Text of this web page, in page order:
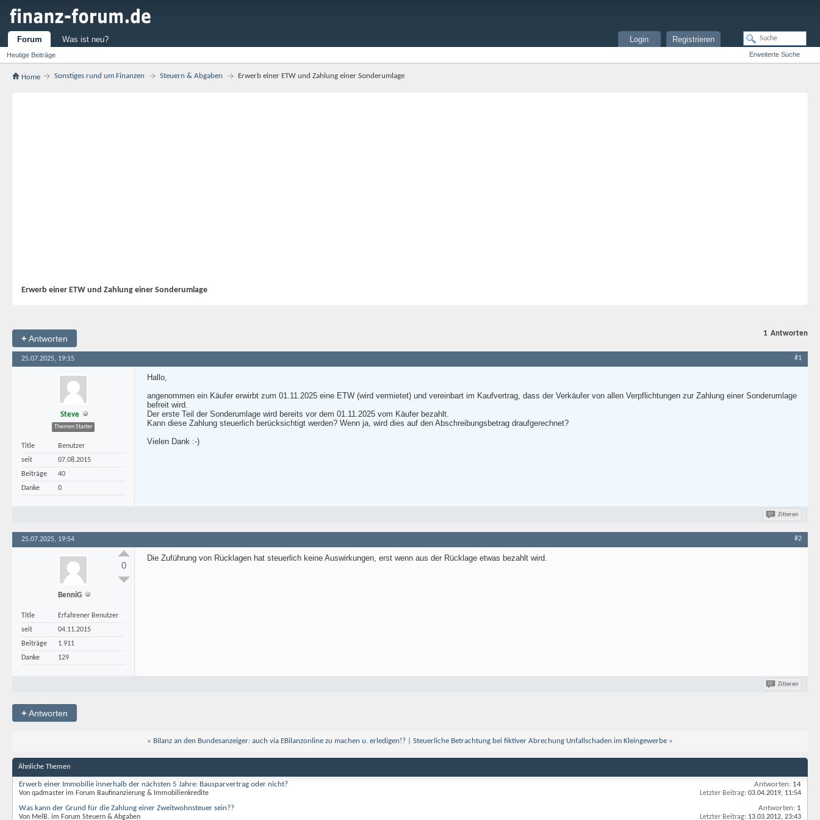
Forum
Heutige Beiträge
Was ist neu? Registrieren
Login
Erweiterte Suche
Home Sonstiges rund um Finanzen Steuern & Abgaben Erwerb einer ETW und Zahlung einer Sonderumlage
Erwerb einer ETW und Zahlung einer Sonderumlage
+Antworten
1 Antworten
25.07.2025, 19:15 #1
Steve
Themen Starter
Title
Benutzer
seit
07.08.2015
Beiträge
40
Danke
0
Hallo,
angenommen ein Käufer erwirbt zum 01.11.2025 eine ETW (wird vermietet) und vereinbart im Kaufvertrag, dass der Verkäufer von allen Verpflichtungen zur Zahlung einer Sonderumlage
befreit wird.
Der erste Teil der Sonderumlage wird bereits vor dem 01.11.2025 vom Käufer bezahlt.
Kann diese Zahlung steuerlich berücksichtigt werden? Wenn ja, wird dies auf den Abschreibungsbetrag draufgerechnet?
Vielen Dank :-)
Zitieren
25.07.2025, 19:54 #2
BenniG
Title
Erfahrener Benutzer
seit
04.11.2015
Beiträge
1.911
Danke
129
0
Die Zuführung von Rücklagen hat steuerlich keine Auswirkungen, erst wenn aus der Rücklage etwas bezahlt wird.
Zitieren
+Antworten
« Bilanz an den Bundesanzeiger: auch via EBilanzonline zu machen u. erledigen!? Steuerliche Betrachtung bei fiktiver Abrechung Unfallschaden im Kleingewerbe »
Ähnliche Themen
Erwerb einer Immobilie innerhalb der nächsten 5 Jahre: Bausparvertrag oder nicht?
Von qadmaster im Forum Baufinanzierung & Immobilienkredite
Antworten: 14
Letzter Beitrag: 03.04.2019, 11:54
Was kann der Grund für die Zahlung einer Zweitwohnsteuer sein??
Von MelB. im Forum Steuern & Abgaben
Antworten: 1
Letzter Beitrag: 13.03.2012, 23:43